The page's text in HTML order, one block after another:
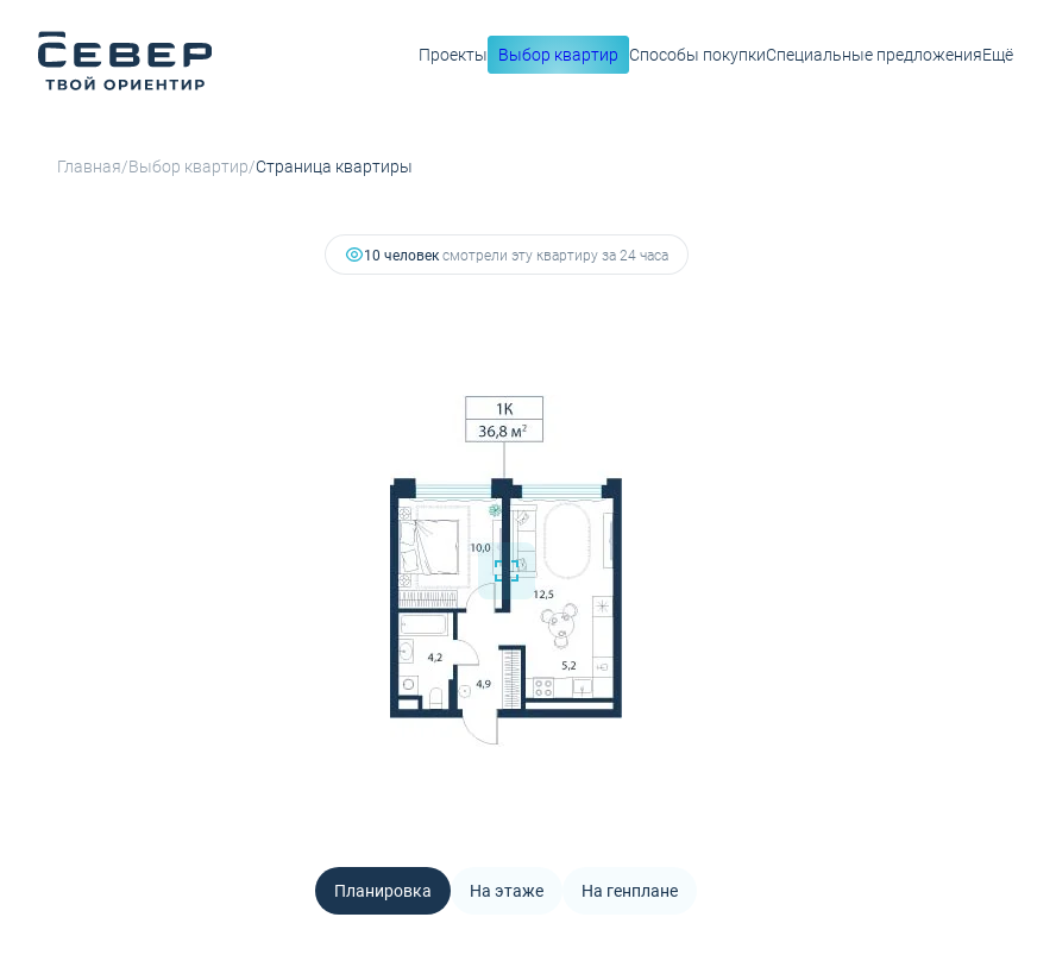
Проекты Выбор квартир Способы покупкиСпециальные предложенияЕщё
Главная/Выбор квартир/Страница квартиры
10 человексмотрели эту квартиру за 24 часа
Планировка На этаже На генплане